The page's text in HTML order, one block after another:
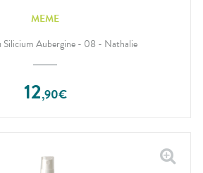
MEME
Silicium Aubergine - 08 - Nathalie
12,90€